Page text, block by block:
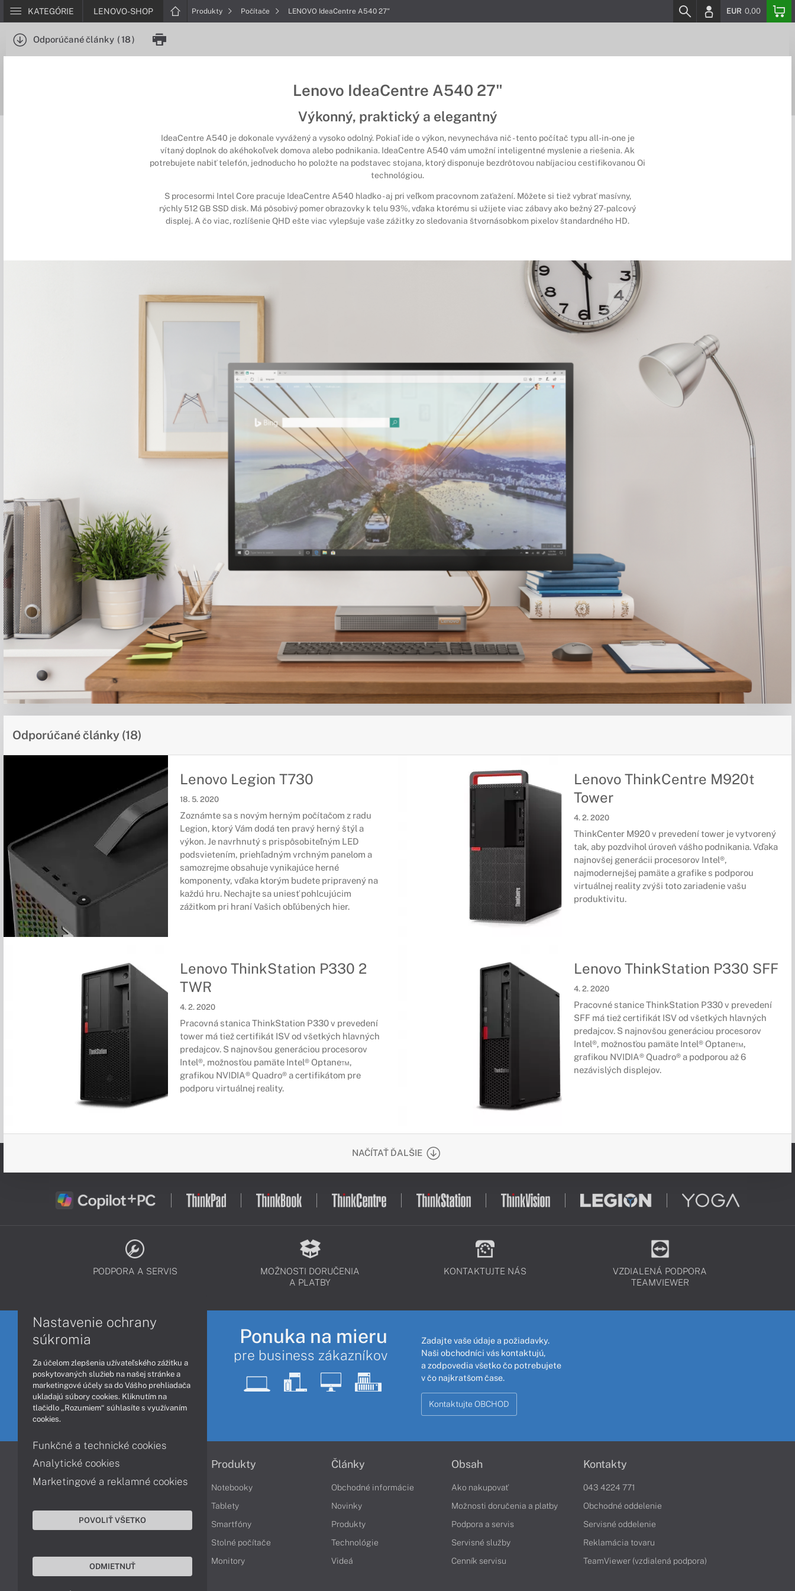
KATEGÓRIE LENOVO-SHOP Produkty Počítače LENOVO IdeaCentre A540 27" EUR 0,00
Odporúčané články (18)
Lenovo IdeaCentre A540 27"
Výkonný, praktický a elegantný
IdeaCentre A540 je dokonale vyvážený a vysoko odolný. Pokiaľ ide o výkon, nevynecháva nič - tento počítač typu all-in-one je
vítaný doplnok do akéhokoľvek domova alebo podnikania. IdeaCentre A540 vám umožní inteligentné myslenie a riešenia. Ak
potrebujete nabiť telefón, jednoducho ho položte na podstavec stojana, ktorý disponuje bezdrôtovou nabíjaciou cestifikovanou Oi
technológiou.
S procesormi Intel Core pracuje IdeaCentre A540 hladko - aj pri veľkom pracovnom zaťažení. Môžete si tiež vybrať masívny,
rýchly 512 GB SSD disk. Má pôsobivý pomer obrazovky k telu 93%, vďaka ktorému si užijete viac zábavy ako bežný 27-palcový
displej. A čo viac, rozlíšenie QHD ešte viac vylepšuje vaše zážitky zo sledovania štvornásobkom pixelov štandardného HD.
Odporúčané články (18)
Lenovo Legion T730
18. 5. 2020
Zoznámte sa s novým herným počítačom z radu
Legion, ktorý Vám dodá ten pravý herný štýl a
výkon. Je navrhnutý s prispôsobiteľným LED
podsvietením, priehľadným vrchným panelom a
samozrejme obsahuje vynikajúce herné
komponenty, vďaka ktorým budete pripravený na
každú hru. Nechajte sa uniesť pohlcujúcim
zážitkom pri hraní Vašich obľúbených hier.
Lenovo ThinkCentre M920t
Tower
4. 2. 2020
ThinkCenter M920 v prevedení tower je vytvorený
tak, aby pozdvihol úroveň vášho podnikania. Vďaka
najnovšej generácii procesorov Intel®,
najmodernejšej pamäte a grafike s podporou
virtuálnej reality zvýši toto zariadenie vašu
produktivitu.
Lenovo ThinkStation P330 2
TWR
4. 2. 2020
Pracovná stanica ThinkStation P330 v prevedení
tower má tiež certifikát ISV od všetkých hlavných
predajcov. S najnovšou generáciou procesorov
Intel®, možnosťou pamäte Intel® Optane™,
grafikou NVIDIA® Quadro® a certifikátom pre
podporu virtuálnej reality.
Lenovo ThinkStation P330 SFF
4. 2. 2020
Pracovné stanice ThinkStation P330 v prevedení
SFF má tiež certifikát ISV od všetkých hlavných
predajcov. S najnovšou generáciou procesorov
Intel®, možnosťou pamäte Intel® Optane™,
grafikou NVIDIA® Quadro® a podporou až 6
nezávislých displejov.
NAČÍTAŤ ĎALŠIE
PODPORA A SERVIS
MOŽNOSTI DORUČENIA
A PLATBY
KONTAKTUJTE NÁS
VZDIALENÁ PODPORA
TEAMVIEWER
Ponuka na mieru
pre business zákazníkov
Zadajte vaše údaje a požiadavky.
Naši obchodníci vás kontaktujú,
a zodpovedia všetko čo potrebujete
v čo najkratšom čase.
Kontaktujte OBCHOD
Informácie
Obchodné podmienky
Ochrana osobných údajov
Vyhlásenie o prístupnosti
Cookies
Produkty
Notebooky
Tablety
Smartfóny
Stolné počítače
Monitory
Články
Obchodné informácie
Novinky
Produkty
Technológie
Videá
Obsah
Ako nakupovať
Možnosti doručenia a platby
Podpora a servis
Servisné služby
Cenník servisu
Kontakty
043 4224 771
Obchodné oddelenie
Servisné oddelenie
Reklamácia tovaru
TeamViewer (vzdialená podpora)
Nastavenie ochrany
súkromia
Za účelom zlepšenia užívateľského zážitku a
poskytovaných služieb na našej stránke a
marketingové účely sa do Vášho prehliadača
ukladajú súbory cookies. Kliknutím na
tlačidlo „Rozumiem“ súhlasíte s využívaním
cookies.
Funkčné a technické cookies
Analytické cookies
Marketingové a reklamné cookies
POVOLIŤ VŠETKO
ODMIETNUŤ